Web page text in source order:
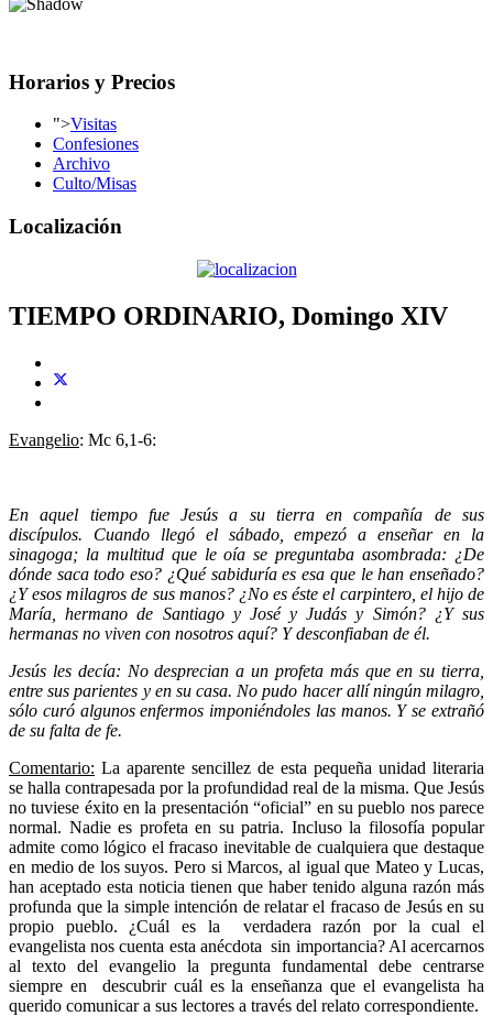
Horarios y Precios
">Visitas
Confesiones
Archivo
Culto/Misas
Localización
TIEMPO ORDINARIO, Domingo XIV
Evangelio: Mc 6,1-6:
En aquel tiempo fue Jesús a su tierra en compañía de sus
discípulos. Cuando llegó el sábado, empezó a enseñar en la
sinagoga; la multitud que le oía se preguntaba asombrada: ¿De
dónde saca todo eso? ¿Qué sabiduría es esa que le han enseñado?
¿Y esos milagros de sus manos? ¿No es éste el carpintero, el hijo de
María, hermano de Santiago y José y Judás y Simón? ¿Y sus
hermanas no viven con nosotros aquí? Y desconfiaban de él.
Jesús les decía: No desprecian a un profeta más que en su tierra,
entre sus parientes y en su casa. No pudo hacer allí ningún milagro,
sólo curó algunos enfermos imponiéndoles las manos. Y se extrañó
de su falta de fe.
Comentario: La aparente sencillez de esta pequeña unidad literaria
se halla contrapesada por la profundidad real de la misma. Que Jesús
no tuviese éxito en la presentación “oficial” en su pueblo nos parece
normal. Nadie es profeta en su patria. Incluso la filosofía popular
admite como lógico el fracaso inevitable de cualquiera que destaque
en medio de los suyos. Pero si Marcos, al igual que Mateo y Lucas,
han aceptado esta noticia tienen que haber tenido alguna razón más
profunda que la simple intención de relatar el fracaso de Jesús en su
propio pueblo. ¿Cuál es la verdadera razón por la cual el
evangelista nos cuenta esta anécdota sin importancia? Al acercarnos
al texto del evangelio la pregunta fundamental debe centrarse
siempre en descubrir cuál es la enseñanza que el evangelista ha
querido comunicar a sus lectores a través del relato correspondiente.